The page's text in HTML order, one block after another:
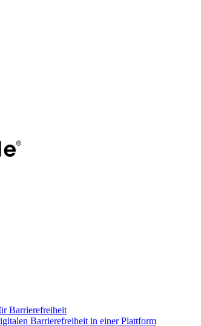
Barrierefreiheit
Barrierefreiheit in einer Plattform